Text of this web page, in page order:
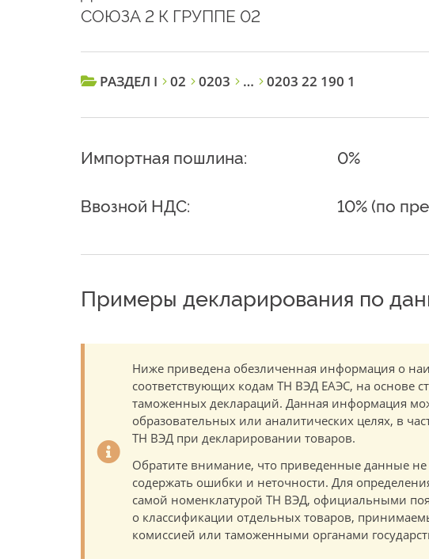
СОЮЗА 2 К ГРУППЕ 02
РАЗДЕЛ I 02 0203 … 0203 22 190 1
Импортная пошлина: 0%
Ввозной НДС: 10% (по
Примеры декларирования по
Ниже приведена обезличенная информация о
соответствующих кодам ТН ВЭД ЕАЭС, на основе
таможенных деклараций. Данная информация
образовательных или аналитических целях, в
ТН ВЭД при декларировании товаров.
Обратите внимание, что приведенные данные
содержать ошибки и неточности. Для
самой номенклатурой ТН ВЭД, официальными
о классификации отдельных товаров,
комиссией или таможенными органами